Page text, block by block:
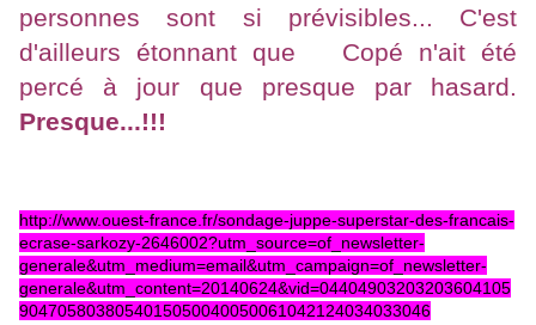
personnes sont si prévisibles... C'est
d'ailleurs étonnant que Copé n'ait été
percé à jour que presque par hasard.
Presque...!!!
http://www.ouest-france.fr/sondage-juppe-superstar-des-francais-
ecrase-sarkozy-2646002?utm_source=of_newsletter-
generale&utm_medium=email&utm_campaign=of_newsletter-
generale&utm_content=20140624&vid=04404903203203604105
9047058038054015050040050061042124034033046